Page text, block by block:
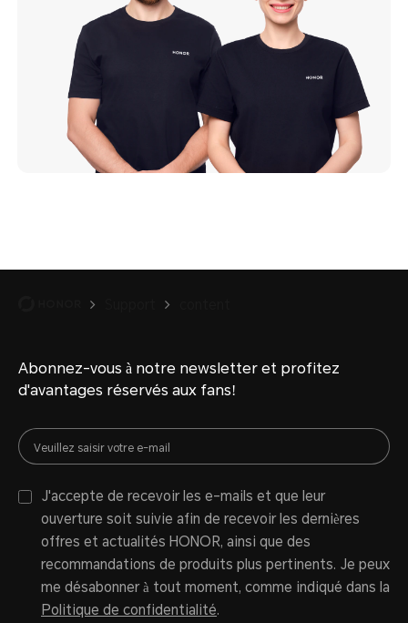
Abonnez-vous à notre newsletter et profitez
d'avantages réservés aux fans!
J'accepte de recevoir les e-mails et que leur
ouverture soit suivie afin de recevoir les dernières
offres et actualités HONOR, ainsi que des
recommandations de produits plus pertinents. Je peux
me désabonner à tout moment, comme indiqué dans la
Politique de confidentialité.